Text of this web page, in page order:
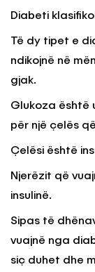
Diabeti
Të dy tipet e
ndikojnë në
gjak.
Glukoza është
për një çelës
Çelësi është
Njerëzit që
insulinë.
Sipas të
vuajnë nga
siç duhet dhe